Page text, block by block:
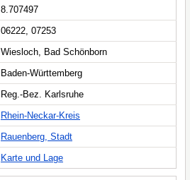
8.707497
06222, 07253
Wiesloch, Bad Schönborn
Baden-Württemberg
Reg.-Bez. Karlsruhe
Rhein-Neckar-Kreis
Rauenberg, Stadt
Karte und Lage